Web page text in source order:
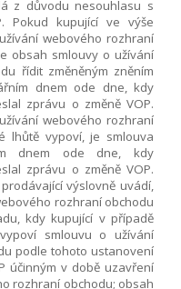
z důvodu nesouhlasu s
Pokud kupující ve výše
webového rozhraní
obsah smlouvy o užívání
řídit změněným zněním
dnem ode dne, kdy
zprávu o změně VOP.
webového rozhraní
lhůtě vypoví, je smlouva
dnem ode dne, kdy
zprávu o změně VOP.
výslovně uvádí,
rozhraní obchodu
kdy kupující v případě
smlouvu o užívání
podle tohoto ustanovení
účinným v době uzavření
rozhraní obchodu; obsah